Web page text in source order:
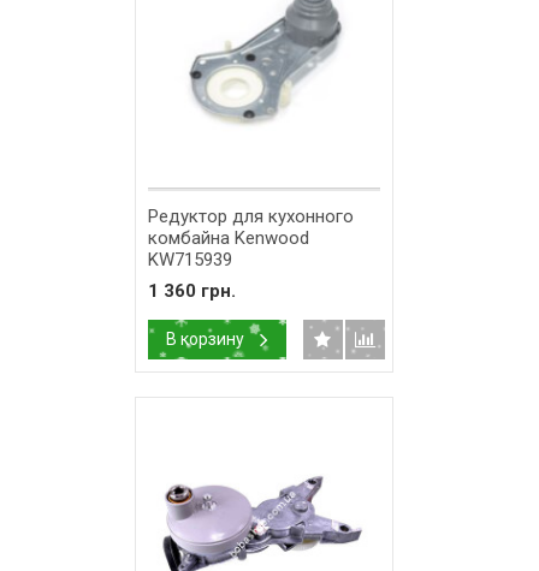
Редуктор для кухонного
комбайна Kenwood
KW715939
1 360 грн.
В корзину